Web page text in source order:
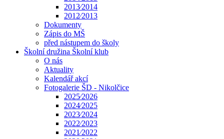
2013⁄2014
2012⁄2013
Dokumenty
Zápis do MŠ
před nástupem do školy
Školní družina Školní klub
O nás
Aktuality
Kalendář akcí
Fotogalerie ŠD - Nikolčice
2025⁄2026
2024⁄2025
2023⁄2024
2022⁄2023
2021⁄2022